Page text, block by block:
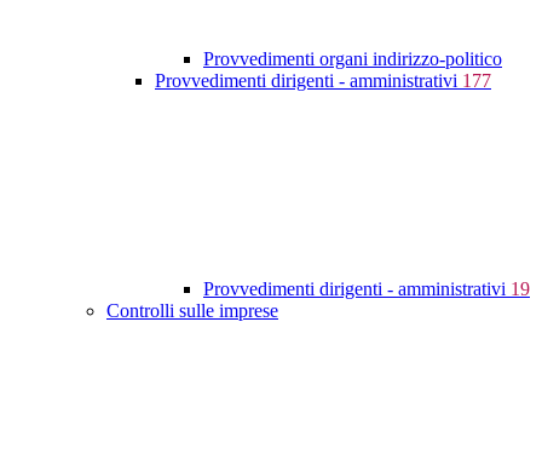
Provvedimenti organi indirizzo-politico
Provvedimenti dirigenti - amministrativi 177
Provvedimenti dirigenti - amministrativi 19
Controlli sulle imprese